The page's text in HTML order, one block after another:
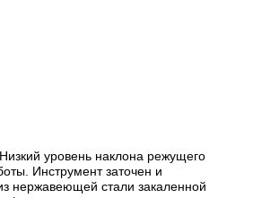
уровень наклона режущего
Инструмент заточен и
нержавеющей стали закаленной